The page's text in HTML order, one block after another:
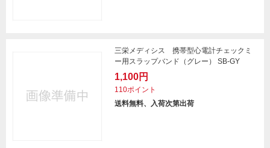
三栄メディシス 携帯型心電計チェックミ
ー用スラップバンド（グレー） SB-GY
1,100円
110ポイント
送料無料、入荷次第出荷